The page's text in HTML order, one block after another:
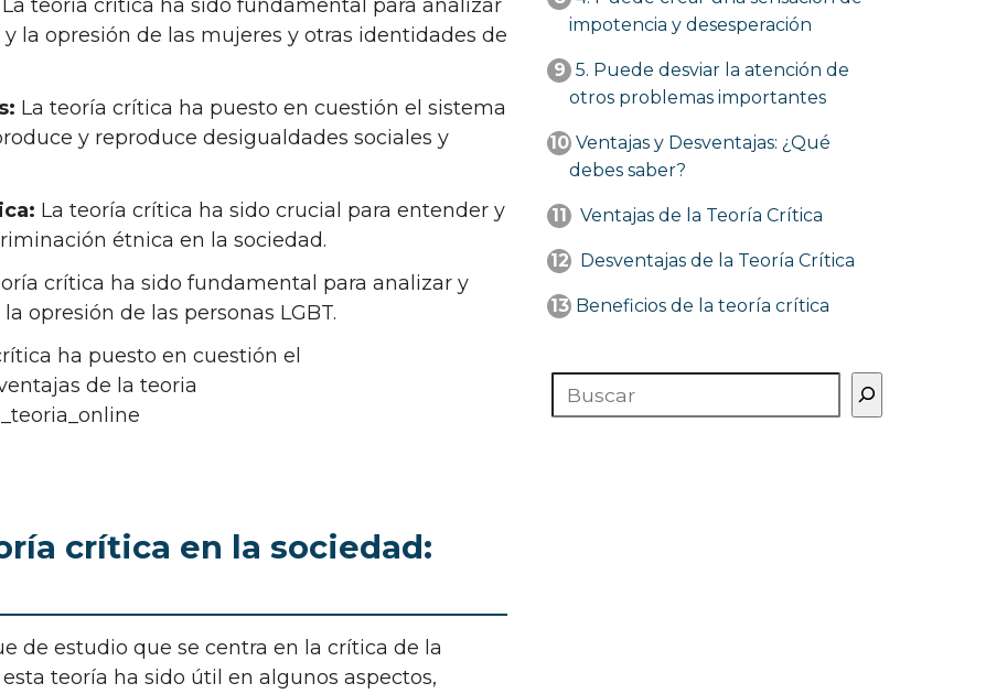
La teoría crítica ha sido fundamental para analizar
la opresión de las mujeres y otras identidades de
La teoría crítica ha puesto en cuestión el sistema
y reproduce desigualdades sociales y
La teoría crítica ha sido crucial para entender y
étnica en la sociedad.
crítica ha sido fundamental para analizar y
opresión de las personas LGBT.
ha puesto en cuestión el
crítica en la sociedad:
teoría ha sido útil en algunos aspectos,
impotencia y desesperación
9 5. Puede desviar la atención de
otros problemas importantes
10 Ventajas y Desventajas: ¿Qué
debes saber?
11 Ventajas de la Teoría Crítica
12 Desventajas de la Teoría Crítica
13 Beneficios de la teoría crítica
Buscar